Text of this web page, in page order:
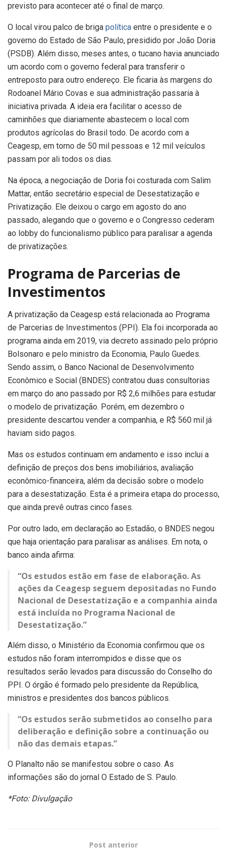
previsto para acontecer até o final de março.
O local virou palco de briga política entre o presidente e o
governo do Estado de São Paulo, presidido por João Doria
(PSDB). Além disso, meses antes, o tucano havia anunciado
um acordo com o governo federal para transferir o
entreposto para outro endereço. Ele ficaria às margens do
Rodoanel Mário Covas e sua administração passaria à
iniciativa privada. A ideia era facilitar o acesso de
caminhões que diariamente abastecem o local com
produtos agrícolas do Brasil todo. De acordo com a
Ceagesp, em torno de 50 mil pessoas e 12 mil veículos
passam por ali todos os dias.
Na época, a negociação de Doria foi costurada com Salim
Mattar, então secretário especial de Desestatização e
Privatização. Ele deixou o cargo em agosto do ano
passado, alegando que o governo e o Congresso cederam
ao lobby do funcionalismo público para paralisar a agenda
de privatizações.
Programa de Parcerias de
Investimentos
A privatização da Ceagesp está relacionada ao Programa
de Parcerias de Investimentos (PPI). Ela foi incorporada ao
programa ainda em 2019, via decreto assinado pelo próprio
Bolsonaro e pelo ministro da Economia, Paulo Guedes.
Sendo assim, o Banco Nacional de Desenvolvimento
Econômico e Social (BNDES) contratou duas consultorias
em março do ano passado por R$ 2,6 milhões para estudar
o modelo de privatização. Porém, em dezembro o
presidente descartou vender a companhia, e R$ 560 mil já
haviam sido pagos.
Mas os estudos continuam em andamento e isso inclui a
definição de preços dos bens imobiliários, avaliação
econômico-financeira, além da decisão sobre o modelo
para a desestatização. Esta é a primeira etapa do processo,
que ainda prevê outras cinco fases.
Por outro lado, em declaração ao Estadão, o BNDES negou
que haja orientação para paralisar as análises. Em nota, o
banco ainda afirma:
“Os estudos estão em fase de elaboração. As
ações da Ceagesp seguem depositadas no Fundo
Nacional de Desestatização e a companhia ainda
está incluída no Programa Nacional de
Desestatização.”
Além disso, o Ministério da Economia confirmou que os
estudos não foram interrompidos e disse que os
resultados serão levados para discussão do Conselho do
PPI. O órgão é formado pelo presidente da República,
ministros e presidentes dos bancos públicos.
“Os estudos serão submetidos ao conselho para
deliberação e definição sobre a continuação ou
não das demais etapas.”
O Planalto não se manifestou sobre o caso. As
informações são do jornal O Estado de S. Paulo.
*Foto: Divulgação
Post anterior